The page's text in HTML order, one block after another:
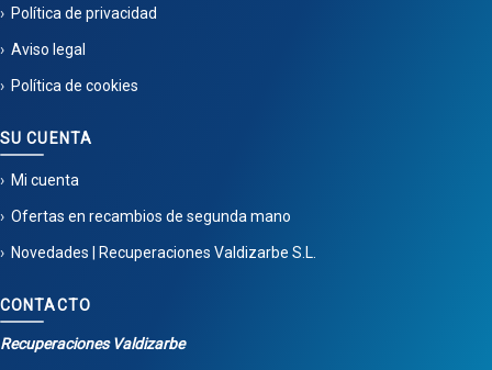
Política de privacidad
Aviso legal
Política de cookies
SU CUENTA
Mi cuenta
Ofertas en recambios de segunda mano
Novedades | Recuperaciones Valdizarbe S.L.
CONTACTO
Recuperaciones Valdizarbe